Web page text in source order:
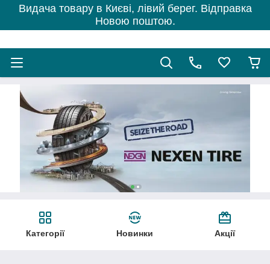
Видача товару в Києві, лівий берег. Відправка
Новою поштою.
Категорії Новинки Акції